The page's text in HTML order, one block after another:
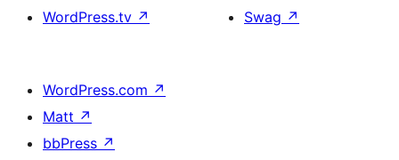
WordPress.tv ↗
Swag ↗
WordPress.com ↗
Matt ↗
bbPress ↗